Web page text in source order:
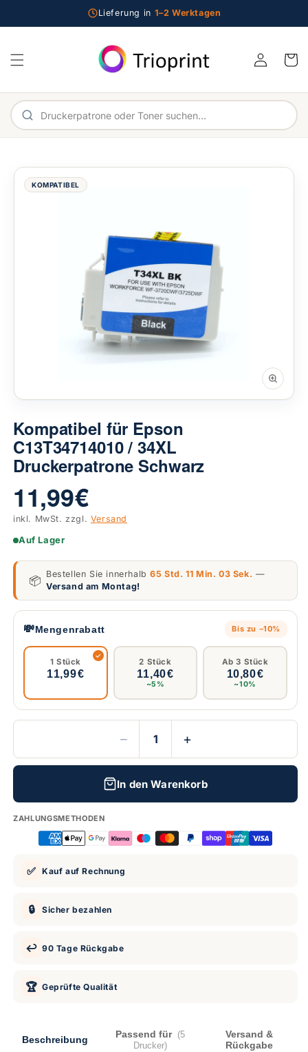
Direkt zum InhaltLieferung in 1–2 Werktagen
Einloggen
Im Shop suchen
KOMPATIBEL
Kompatibel für Epson
C13T34714010 / 34XL
Druckerpatrone Schwarz
11,99 €
inkl. MwSt. zzgl. Versand
Auf Lager
📦 Bestellen Sie innerhalb65 Std. 11 Min. 03 Sek. —
Versand am Montag!
💸Mengenrabatt Bis zu −10%
1 Stück
11,99 €
2 Stück
11,40 €
~5%
Ab 3 Stück
10,80 €
~10%
− +
In den Warenkorb
ZAHLUNGSMETHODEN
✅ Kauf auf Rechnung
🔒 Sicher bezahlen
↩️ 90 Tage Rückgabe
🏆 Geprüfte Qualität
Beschreibung Passend für (5
Drucker)
Versand &
Rückgabe